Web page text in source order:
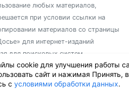
любых материалов,
при условии ссылки на
материалов со страницы
для интернет-изданий
для поисковых систем
полного или частичного
ссылка должна быть размещена в
cookie для улучшения работы
сайт и нажимая Принять,
с условиями обработки данных.